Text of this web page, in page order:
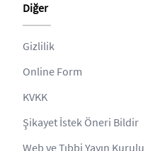
Diğer
Gizlilik
Online Form
KVKK
Şikayet İstek Öneri Bildir
Web ve Tıbbi Yayın Kurulu